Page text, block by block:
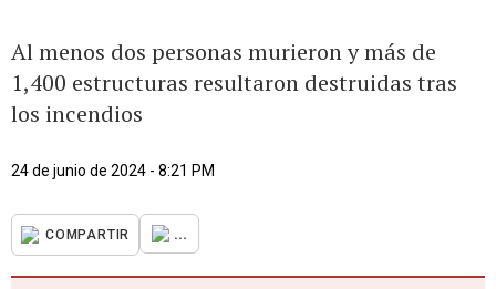
Al menos dos personas murieron y más de
1,400 estructuras resultaron destruidas tras
los incendios
24 de junio de 2024 - 8:21 PM
COMPARTIR ...